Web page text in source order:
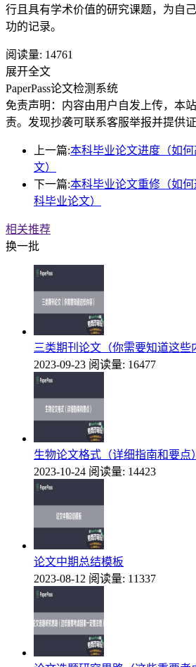
行且具有学术价值的研究课题，为自
功的记录。
阅读量: 14761
展开全文
PaperPass论文检测系统
免责声明：内容由用户自发上传，本
责。发现抄袭可联系客服举报并提供
上一篇:本科毕业论文进度（如
文）
下一篇:本科毕业论文重修（如
科毕业论文）
相关推荐
换一批
三类期刊论文（你需要知道这些
2023-09-23 阅读量: 16477
生物论文格式（详细指南和要点）
2023-10-24 阅读量: 14423
论文中期总结模板
2023-08-12 阅读量: 11337